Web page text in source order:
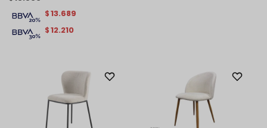
$12.210
$13.689